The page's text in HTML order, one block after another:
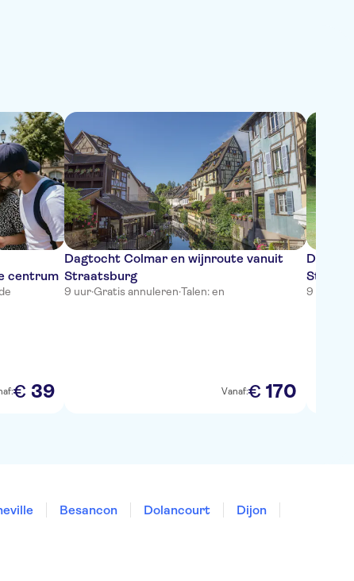
centrum
€ 39
Dagtocht Colmar en wijnroute vanuit
Straatsburg
9 uur·Gratis annuleren·Talen: en
Vanaf:€ 170
9 uur
Besancon Dolancourt
Dijon